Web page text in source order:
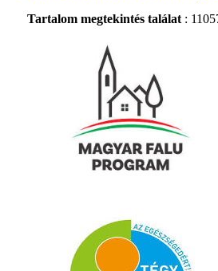
Tartalom megtekintés találat: